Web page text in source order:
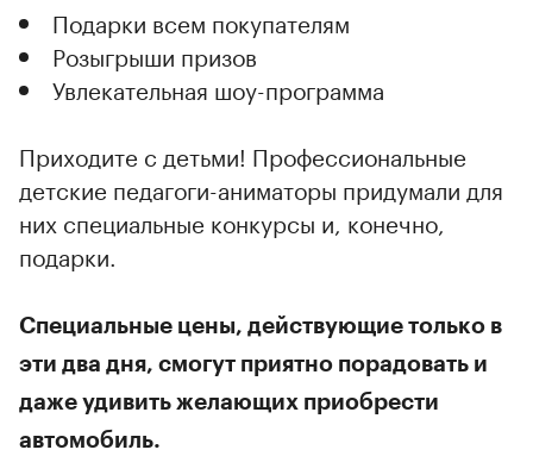
Подарки всем покупателям
Розыгрыши призов
Увлекательная шоу-программа
Приходите с детьми! Профессиональные
детские педагоги-аниматоры придумали для
них специальные конкурсы и, конечно,
подарки.
Специальные цены, действующие только в
эти два дня, смогут приятно порадовать и
даже удивить желающих приобрести
автомобиль.